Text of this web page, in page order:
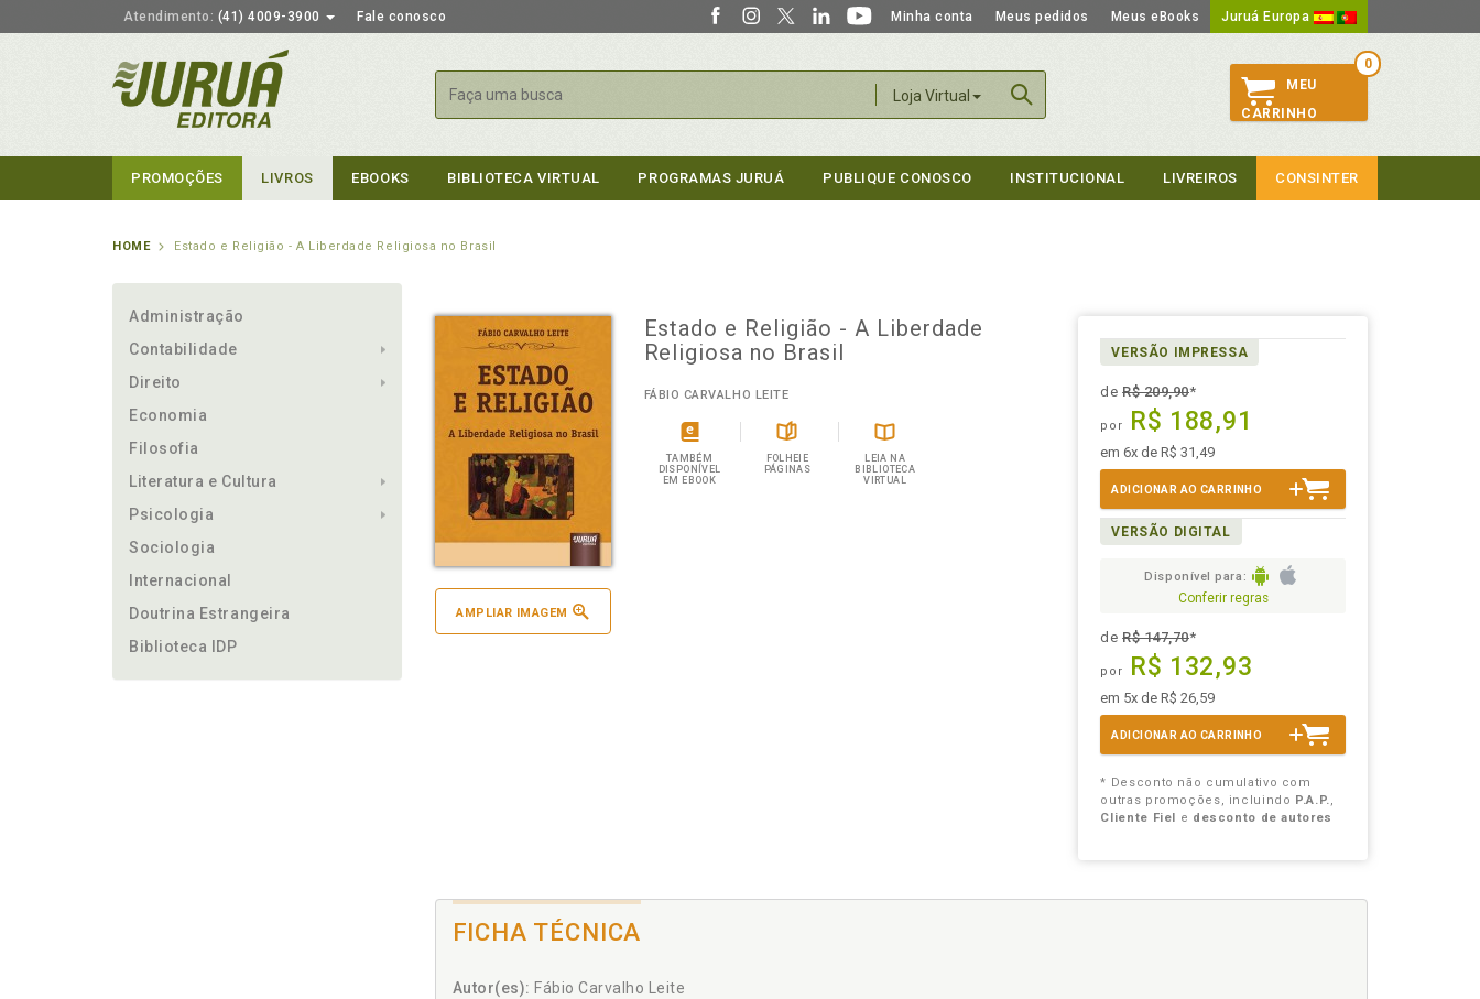
Atendimento: (41) 4009-3900 Fale conosco Minha conta Meus pedidos Meus eBooks Juruá Europa
Loja Virtual
Buscar
0
MEU
CARRINHO
PROMOÇÕES LIVROS EBOOKS BIBLIOTECA VIRTUAL PROGRAMAS JURUÁ PUBLIQUE CONOSCO INSTITUCIONAL LIVREIROS CONSINTER
HOME Estado e Religião - A Liberdade Religiosa no Brasil
Administração
Contabilidade
Direito
Economia
Filosofia
Literatura e Cultura
Psicologia
Sociologia
Internacional
Doutrina Estrangeira
Biblioteca IDP
AMPLIAR IMAGEM
Estado e Religião - A Liberdade
Religiosa no Brasil
FÁBIO CARVALHO LEITE
TAMBÉM
DISPONÍVEL
EM EBOOK
FOLHEIE
PÁGINAS
LEIA NA
BIBLIOTECA
VIRTUAL
VERSÃO IMPRESSA
deR$ 209,90*
por R$ 188,91
em 6x de R$ 31,49
ADICIONAR AO CARRINHO
VERSÃO DIGITAL
Disponível para:
Conferir regras
deR$ 147,70*
por R$ 132,93
em 5x de R$ 26,59
ADICIONAR AO CARRINHO
* Desconto não cumulativo com
outras promoções, incluindo P.A.P.,
Cliente Fiel
e desconto de autores
FICHA TÉCNICA
Autor(es): Fábio Carvalho Leite